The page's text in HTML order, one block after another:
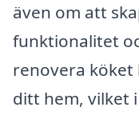
även om att
funktionalitet
renovera köket
ditt hem, vilket